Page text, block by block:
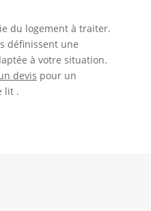
du logement à traiter.
définissent une
à votre situation.
devis pour un
lit .